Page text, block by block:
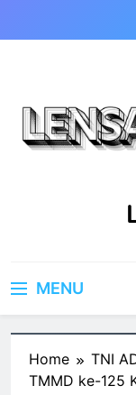
MENU
Home
TNI
TMMD ke-125